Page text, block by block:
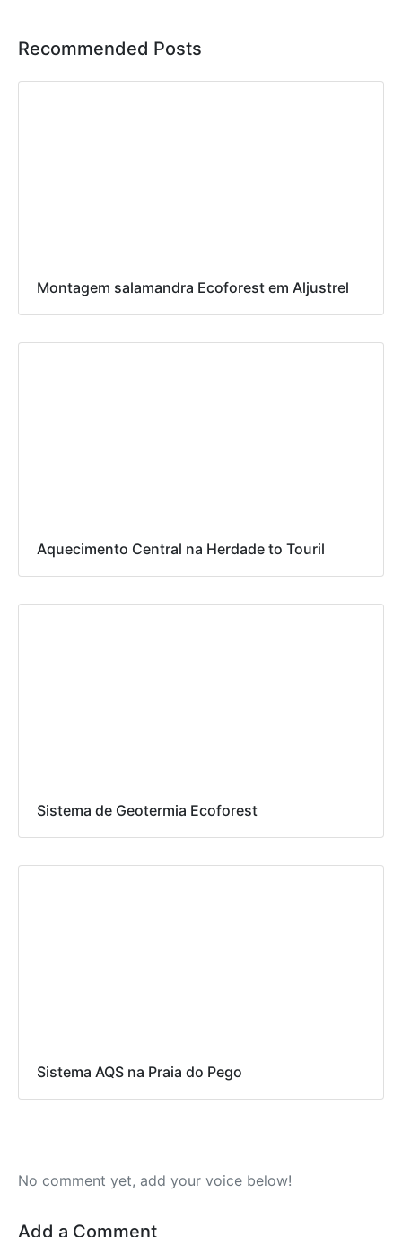
Recommended Posts
Montagem salamandra Ecoforest em Aljustrel
Aquecimento Central na Herdade to Touril
Sistema de Geotermia Ecoforest
Sistema AQS na Praia do Pego
No comment yet, add your voice below!
Add a Comment